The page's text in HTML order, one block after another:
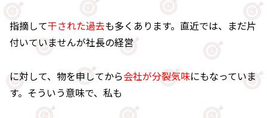
指摘して干された過去も多くあります。直近では、まだ片
付いていませんが社長の経営
に対して、物を申してから会社が分裂気味にもなっていま
す。そういう意味で、私も